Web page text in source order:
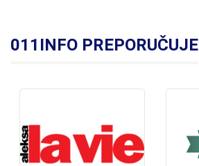
011INFO PREPORUČUJE